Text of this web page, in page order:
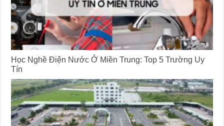
Học Nghề Điện Nước Ở Miền Trung: Top 5 Trường Uy
Tín